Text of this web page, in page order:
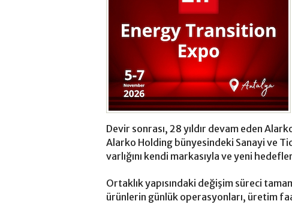
Devir sonrası, 28 yıldır devam eden
Alarko Holding bünyesindeki Sanayi ve
varlığını kendi markasıyla ve yeni
Ortaklık yapısındaki değişim süreci
ürünlerin günlük operasyonları, üretim